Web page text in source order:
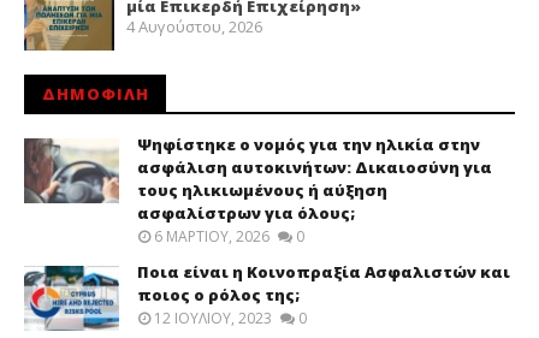
μία Επικερδή Επιχείρηση»
4 Αυγούστου, 2026
ΔΗΜΟΦΙΛΗ
Ψηφίστηκε ο νομός για την ηλικία στην
ασφάλιση αυτοκινήτων: Δικαιοσύνη για
τους ηλικιωμένους ή αύξηση
ασφαλίστρων για όλους;
6 ΜΑΡΤΊΟΥ, 2026 0
Ποια είναι η Κοινοπραξία Ασφαλιστών και
ποιος ο ρόλος της;
12 ΙΟΥΛΊΟΥ, 2023 0